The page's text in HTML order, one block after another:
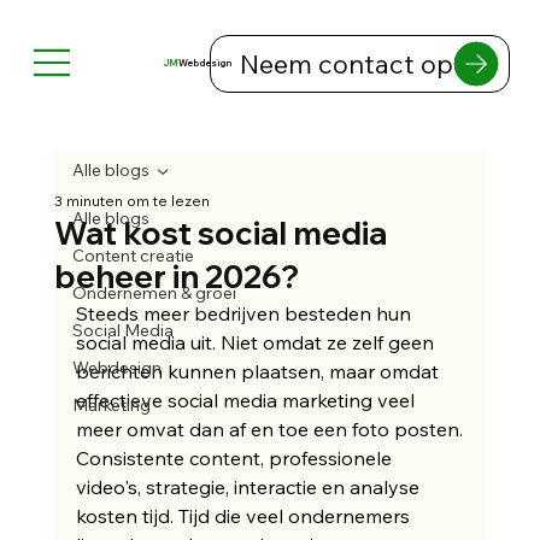
JMWebdesign Neem contact op
Alle blogs
Content creatie
Ondernemen & groei
Social Media
Webdesign
Marketing
Alle blogs
Wat kost social media
beheer in 2026?
3 minuten om te lezen
Steeds meer bedrijven besteden hun
social media uit. Niet omdat ze zelf geen
berichten kunnen plaatsen, maar omdat
effectieve social media marketing veel
meer omvat dan af en toe een foto posten.
Consistente content, professionele
video's, strategie, interactie en analyse
kosten tijd. Tijd die veel ondernemers